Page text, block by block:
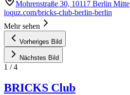
Mohrenstraße 30, 10117 Berlin Mitte
loquz.com/bricks-club-berlin-berlin
Mehr sehen
Vorheriges Bild
Nächstes Bild
1 /4
BRICKS Club